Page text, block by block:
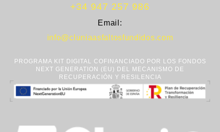
+34 947 257 986
Email:
info@cluniaasfaltosfundidos.com
PROGRAMA KIT DIGITAL COFINANCIADO POR LOS FONDOS
NEXT GENERATION (EU) DEL MECANISMO DE
RECUPERACIÓN Y RESILENCIA